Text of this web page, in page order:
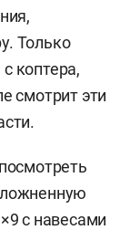
Только
коптера,
смотрит эти
с навесами